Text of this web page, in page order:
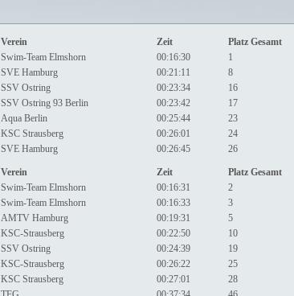
Verein Zeit
Platz Gesamt
Swim-Team Elmshorn 00:16:30
1
SVE Hamburg 00:21:11
8
SSV Ostring 00:23:34
16
SSV Ostring 93 Berlin 00:23:42
17
Aqua Berlin 00:25:44
23
KSC Strausberg 00:26:01
24
SVE Hamburg 00:26:45 26
Verein Zeit
Platz Gesamt
Swim-Team Elmshorn 00:16:31
2
Swim-Team Elmshorn 00:16:33
3
AMTV Hamburg 00:19:31
5
KSC-Strausberg 00:22:50
10
SSV Ostring 00:24:39
19
KSC-Strausberg 00:26:22
25
KSC Strausberg 00:27:01
28